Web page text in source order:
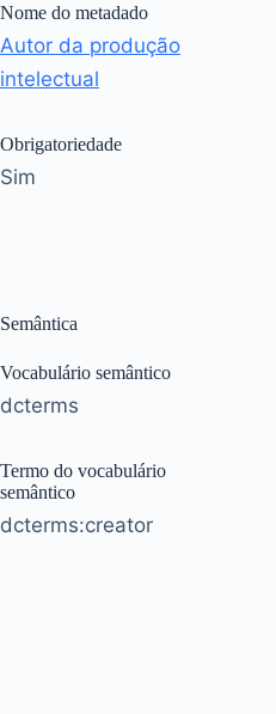
Nome do metadado
Autor da produção
intelectual
Obrigatoriedade
Sim
Semântica
Vocabulário semântico
dcterms
Termo do vocabulário
semântico
dcterms:creator